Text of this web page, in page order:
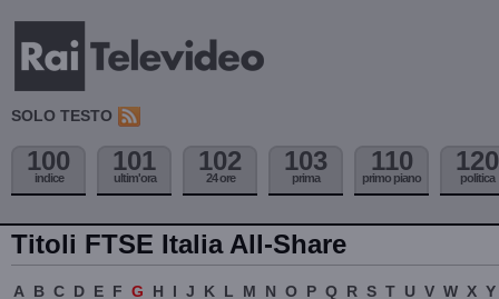
SOLO TESTO
100
indice
101
ultim'ora
102
24 ore
103
prima
110
primo piano
120
politica
Titoli FTSE Italia All-Share
A B C D E F G H I J K L M N O P Q R S T U V W X Y